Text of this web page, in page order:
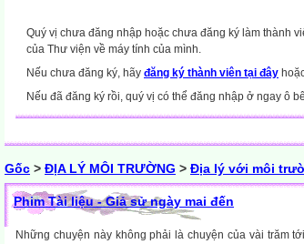
Quý vị chưa đăng nhập hoặc chưa đăng ký làm thành
của Thư viện về máy tính của mình.
Nếu chưa đăng ký, hãy đăng ký thành viên tại đây
Nếu đã đăng ký rồi, quý vị có thể đăng nhập ở ngay ô
Gốc > ĐỊA LÝ MÔI TRƯỜNG > Địa lý với môi
Phim Tài liệu - Giả sử ngày mai đến
Những chuyện này không phải là chuyện của vài trăm